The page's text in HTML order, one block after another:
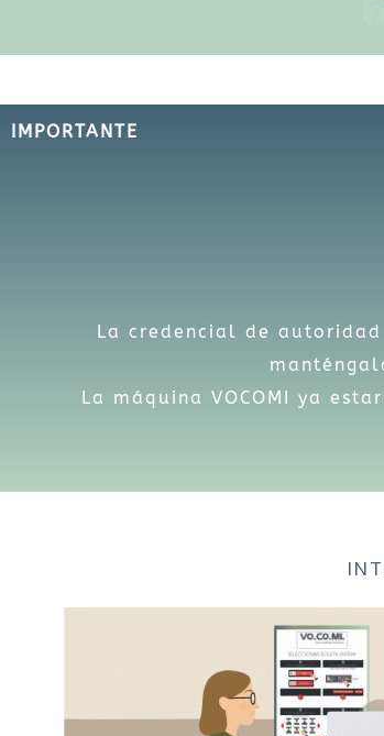
IMPORTANTE
La credencial de
La máquina VOCOMI ya